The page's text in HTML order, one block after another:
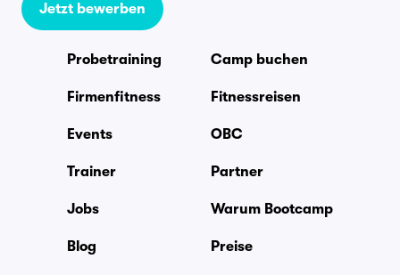
Jetzt bewerben
Probetraining Camp buchen
Firmenfitness Fitnessreisen
Events OBC
Trainer Partner
Jobs Warum Bootcamp
Blog Preise